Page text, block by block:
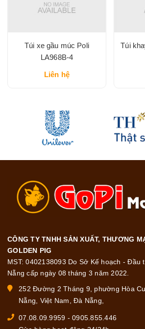
Túi xe gầu múc Poli
LA968B-4
Liên hệ
Túi
CÔNG TY TNHH SẢN XUẤT, THƯƠNG
GOLDEN PIG
MST: 0402138093 Do Sở Kế hoạch - Đầu
Nẵng cấp ngày 08 tháng 3 năm 2022.
252 Đường 2 Tháng 9, phường Hòa
Nẵng, Việt Nam, Đà Nẵng,
07.08.09.9959 - 0905.855.446